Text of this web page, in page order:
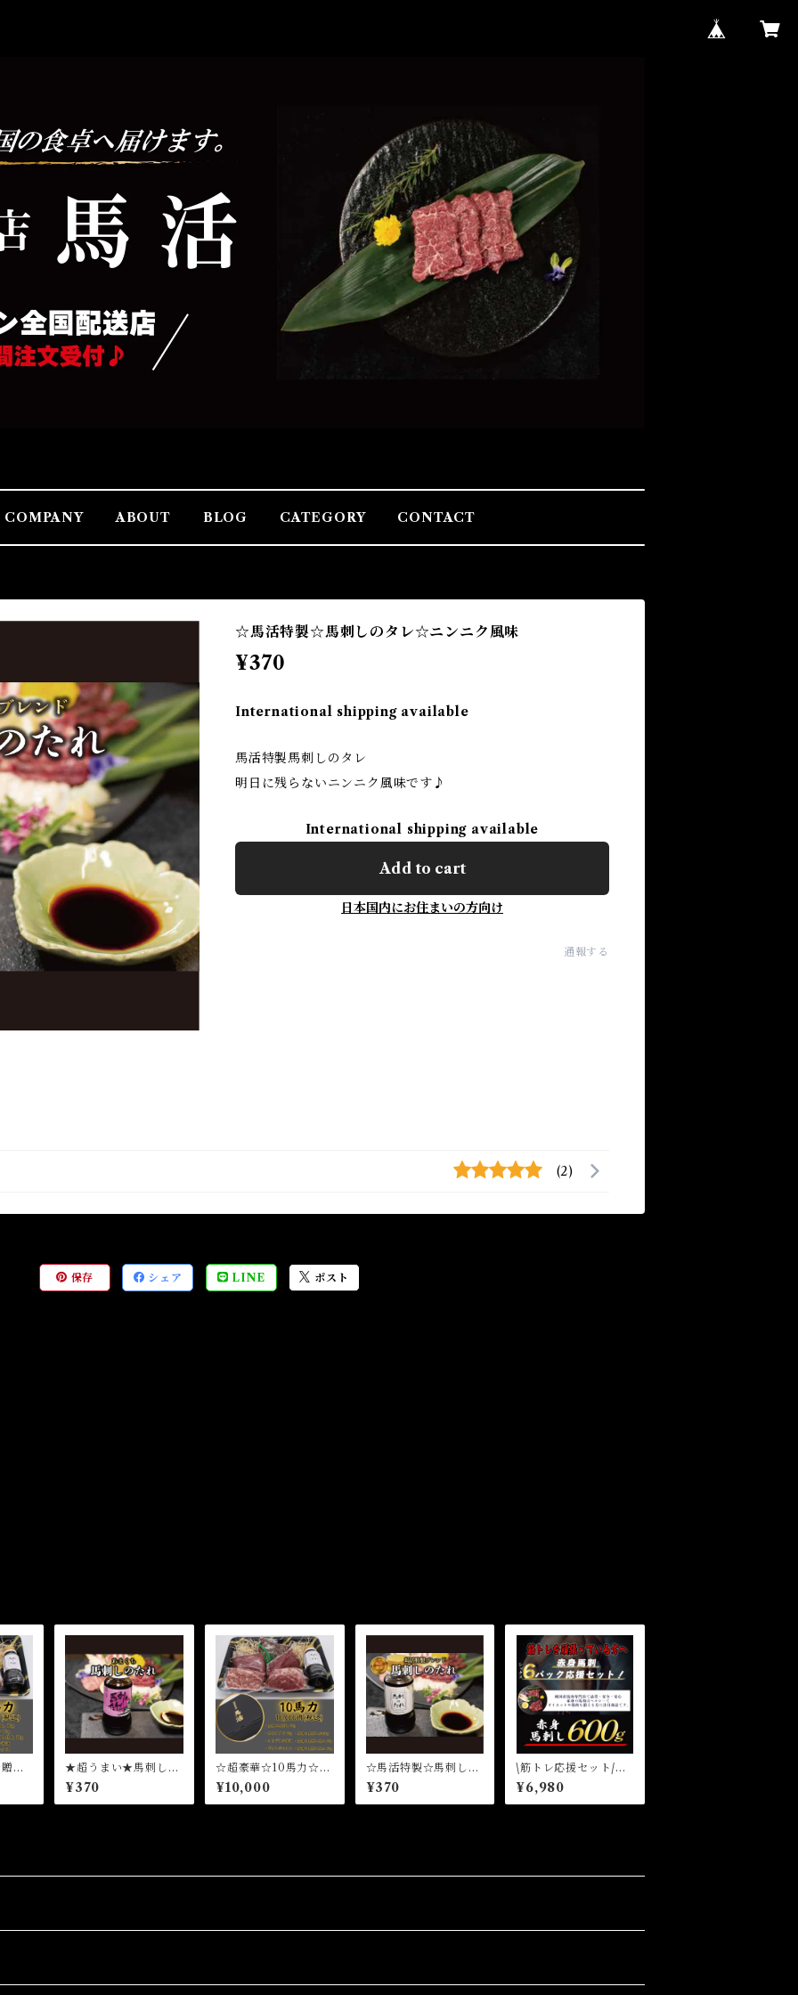
COMPANY ABOUT BLOG CATEGORY CONTACT
☆馬活特製☆馬刺しのタレ☆ニンニク風味
¥370
International shipping available
馬活特製馬刺しのタレ
明日に残らないニンニク風味です♪
International shipping available
Add to cart
日本国内にお住まいの方向け
通報する
(2)
保存 シェア LINE ポスト
答
国産
★超うまい★馬刺しの
たれ
¥370
☆超豪華☆10馬力☆贈
答品でも大活躍☆国産
馬刺し 赤身馬刺し
熊本県産馬刺し 純国
¥10,000
☆馬活特製☆馬刺しの
タレ☆ニンニク風味
¥370
\筋トレ応援セット/赤
身馬刺し６パックセッ
ト600g 国産馬刺
し 赤身馬刺し 熊本
¥6,980